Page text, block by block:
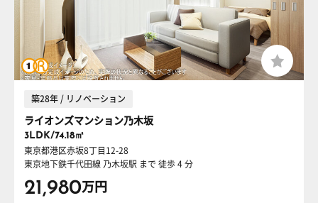
築28年 / リノベーション
ライオンズマンション乃木坂
3LDK/74.18㎡
東京都港区赤坂8丁目12-28
東京地下鉄千代田線 乃木坂駅 まで 徒歩 4 分
21,980万円